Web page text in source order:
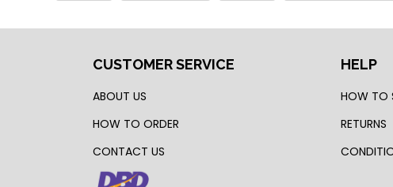
CUSTOMER SERVICE
ABOUT US
HOW TO ORDER
CONTACT US
HELP
HOW TO
RETURNS